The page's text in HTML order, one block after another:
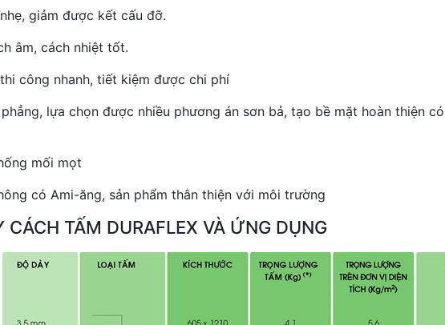
giảm được kết cấu đỡ.
âm, cách nhiệt tốt.
công nhanh, tiết kiệm được chi phí
lựa chọn được nhiều phương án sơn bả, tạo bề mặt hoàn thiện
mối mọt
có Ami-ăng, sản phẩm thân thiện với môi trường
CÁCH TẤM DURAFLEX VÀ ỨNG DỤNG